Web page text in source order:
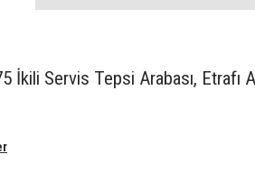
İkili Servis Tepsi Arabası, Etrafı